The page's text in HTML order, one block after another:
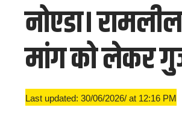
नोएडा।
मांग को लेकर
Last updated: 30/06/2026/ at 12:16 PM